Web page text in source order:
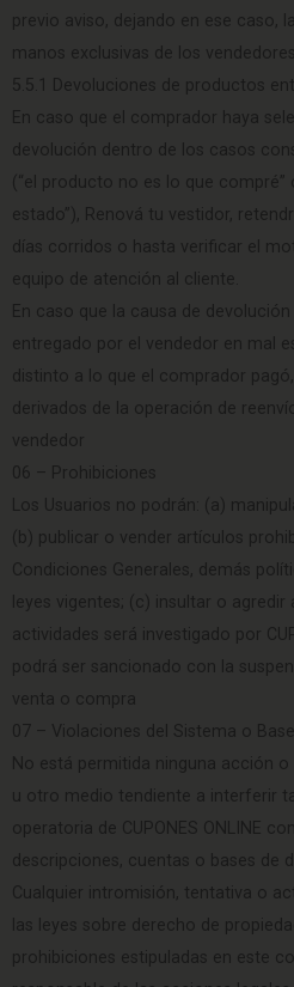
previo aviso, dejando en ese caso,
manos exclusivas de los
5.5.1 Devoluciones de productos
En caso que el comprador haya
devolución dentro de los casos
(“el producto no es lo que compré”
estado”), Renová tu vestidor,
días corridos o hasta verificar el
equipo de atención al cliente.
En caso que la causa de
entregado por el vendedor en mal
distinto a lo que el comprador
derivados de la operación de
vendedor
06 – Prohibiciones
Los Usuarios no podrán: (a)
(b) publicar o vender artículos
Condiciones Generales, demás
leyes vigentes; (c) insultar o
actividades será investigado por
podrá ser sancionado con la
venta o compra
07 – Violaciones del Sistema o
No está permitida ninguna acción
u otro medio tendiente a interferir
operatoria de CUPONES ONLINE
descripciones, cuentas o bases de
Cualquier intromisión, tentativa o
las leyes sobre derecho de
prohibiciones estipuladas en este